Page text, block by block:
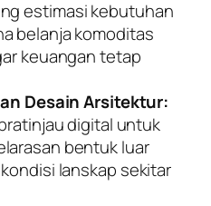
estimasi kebutuhan
belanja komoditas
keuangan tetap
Desain Arsitektur:
digital untuk
bentuk luar
lanskap sekitar